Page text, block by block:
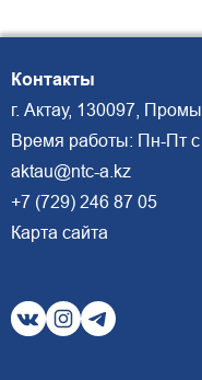
Контакты
г. Актау, 130097,
Время работы: Пн-Пт
aktau@ntc-a.kz
+7 (729) 246 87 05
Карта сайта